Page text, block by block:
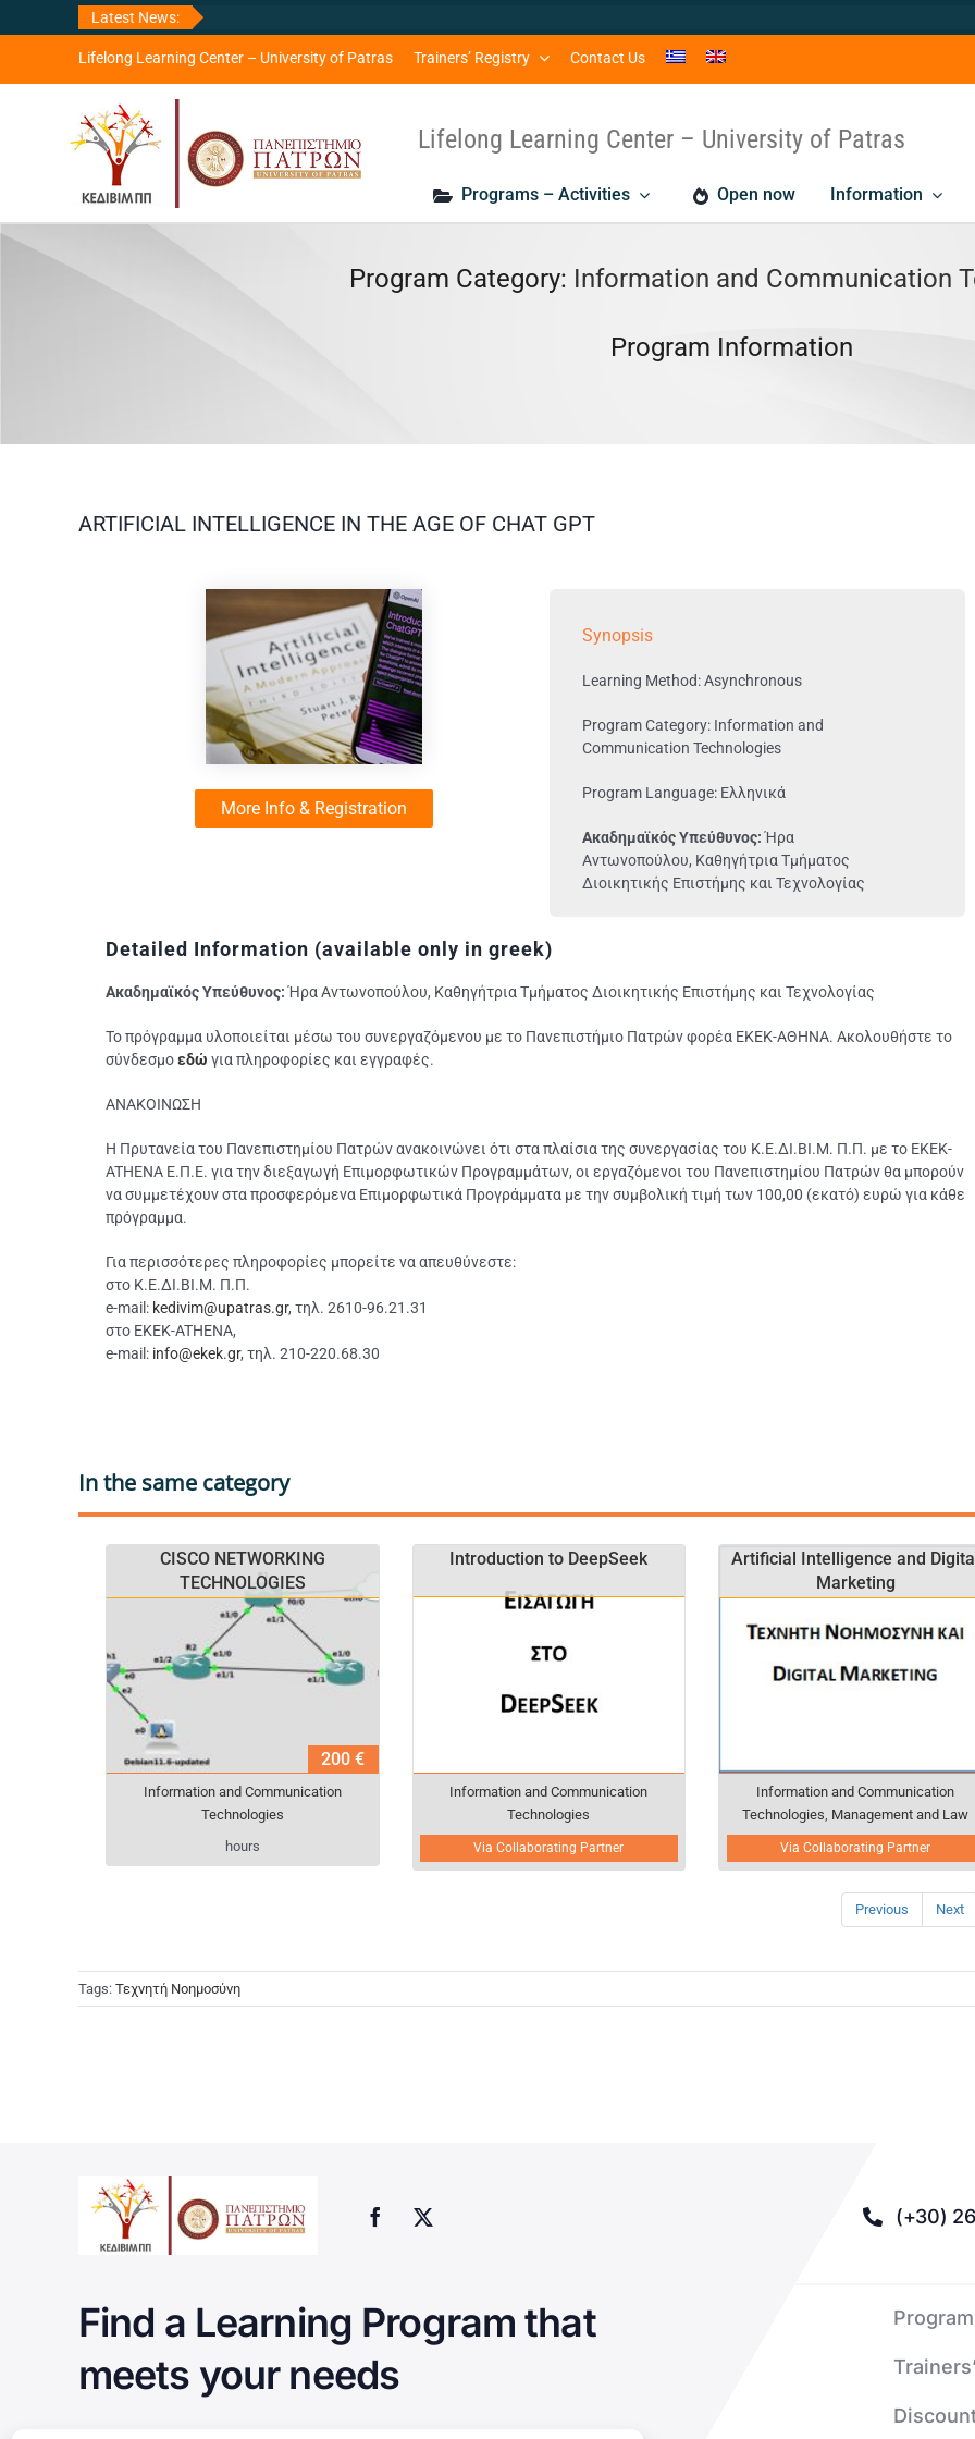
to
Latest News:
Lifelong Learning Center – University of Patras Trainers’ Registry Contact Us
Lifelong Learning Center – University of Patras
Programs – Activities Open now Information
Program Category: Information and Communication
Program Information
ARTIFICIAL INTELLIGENCE IN THE AGE OF CHAT GPT
More Info & Registration
Synopsis
Learning Method: Asynchronous
Program Category: Information and
Communication Technologies
Program Language: Ελληνικά
Ακαδημαϊκός Υπεύθυνος:Ήρα
Αντωνοπούλου, Καθηγήτρια Τμήματος
Διοικητικής Επιστήμης και Τεχνολογίας
Detailed Information (available only in greek)
Ακαδημαϊκός Υπεύθυνος:Ήρα Αντωνοπούλου, Καθηγήτρια Τμήματος Διοικητικής Επιστήμης και Τεχνολογίας
Το πρόγραμμα υλοποιείται μέσω του συνεργαζόμενου με το Πανεπιστήμιο Πατρών φορέα ΕΚΕΚ-ΑΘΗΝΑ. Ακολουθήστε το
σύνδεσμοεδώ για πληροφορίες και εγγραφές.
ΑΝΑΚΟΙΝΩΣΗ
Η Πρυτανεία του Πανεπιστημίου Πατρών ανακοινώνει ότι στα πλαίσια της συνεργασίας του Κ.Ε.ΔΙ.ΒΙ.Μ. Π.Π. με το ΕΚΕΚ-
ATHENA Ε.Π.Ε. για την διεξαγωγή Επιμορφωτικών Προγραμμάτων, οι εργαζόμενοι του Πανεπιστημίου Πατρών θα μπορούν
να συμμετέχουν στα προσφερόμενα Επιμορφωτικά Προγράμματα με την συμβολική τιμή των 100,00 (εκατό) ευρώ για κάθε
πρόγραμμα.
Για περισσότερες πληροφορίες μπορείτε να απευθύνεστε:
στο Κ.Ε.ΔΙ.ΒΙ.Μ. Π.Π.
e-mail: kedivim@upatras.gr, τηλ. 2610-96.21.31
στο ΕΚΕΚ-ATHENA,
e-mail: info@ekek.gr, τηλ. 210-220.68.30
In the same category
200 €
CISCO NETWORKING
TECHNOLOGIES
Information and Communication
Technologies
hours
Introduction to DeepSeek
Information and Communication
Technologies
Via Collaborating Partner
Artificial Intelligence and
Marketing
Information and Communication
Technologies, Management and Law
Via Collaborating Partner
Previous Next
Tags: Τεχνητή Νοημοσύνη
(+30)
Find a Learning Program that
meets your needs